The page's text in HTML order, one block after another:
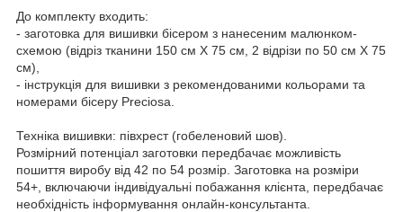
До комплекту входить:
- заготовка для вишивки бісером з нанесеним малюнком-
схемою (відріз тканини 150 cм Х 75 cм, 2 відрізи по 50 cм Х 75
cм),
- інструкція для вишивки з рекомендованими кольорами та
номерами бісеру Preciosa.
Техніка вишивки: півхрест (гобеленовий шов).
Розмірний потенціал заготовки передбачає можливість
пошиття виробу від 42 по 54 розмір. Заготовка на розміри
54+, включаючи індивідуальні побажання клієнта, передбачає
необхідність інформування онлайн-консультанта.